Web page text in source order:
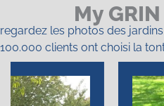
My
regardez les photos des
100.000 clients ont choisi la